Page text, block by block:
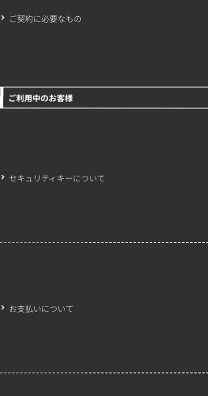
ご契約に必要なもの
ご利用中のお客様
セキュリティキーについて
お支払いについて